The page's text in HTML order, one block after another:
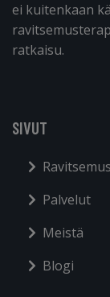
ei kuitenkaan
ratkaisu.
SIVUT
Palvelut
Meistä
Blogi